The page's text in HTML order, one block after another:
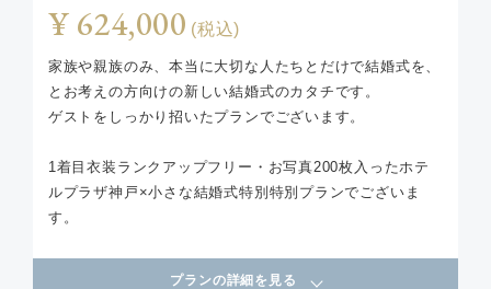
¥ 624,000 (税込)
家族や親族のみ、本当に大切な人たちとだけで結婚式を、
とお考えの方向けの新しい結婚式のカタチです。
ゲストをしっかり招いたプランでございます。
1着目衣装ランクアップフリー・お写真200枚入ったホテ
ルプラザ神戸×小さな結婚式特別特別プランでございま
す。
プランの詳細を見る